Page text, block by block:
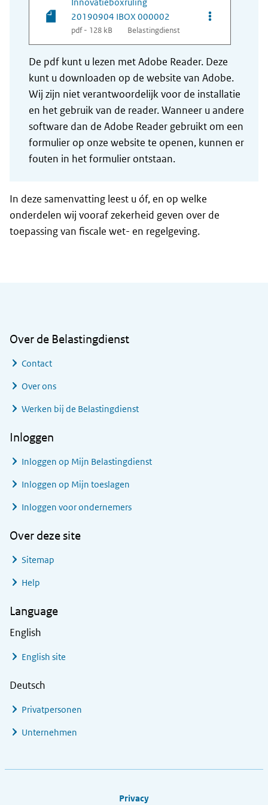
20190904 IBOX 000002
pdf - 128 kB Belastingdienst
Opties van
De pdf kunt u lezen met Adobe Reader. Deze
kunt u downloaden op de website van Adobe.
Wij zijn niet verantwoordelijk voor de installatie
en het gebruik van de reader. Wanneer u andere
software dan de Adobe Reader gebruikt om een
formulier op onze website te openen, kunnen er
fouten in het formulier ontstaan.
In deze samenvatting leest u óf, en op welke
onderdelen wij vooraf zekerheid geven over de
toepassing van fiscale wet- en regelgeving.
Over de Belastingdienst
Contact
Over ons
Werken bij de Belastingdienst
Inloggen
Inloggen op Mijn Belastingdienst
Inloggen op Mijn toeslagen
Inloggen voor ondernemers
Over deze site
Sitemap
Help
Language
English
English site
Deutsch
Privatpersonen
Unternehmen
Privacy